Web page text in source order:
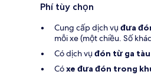
Phí tùy chọn
Cung cấp dịch vụ đưa
mỗi xe (một chiều. Số
Có dịch vụ đón từ ga tàu
Cóxe đưa đón trong